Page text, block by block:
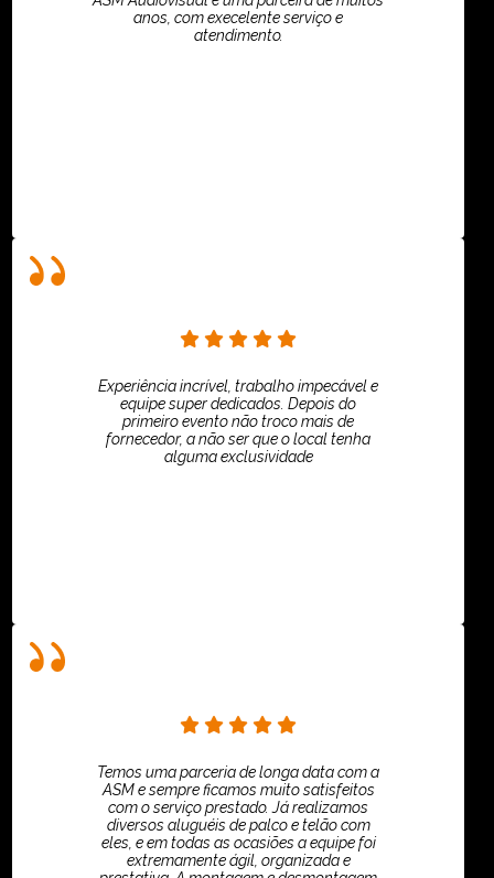
anos, com execelente serviço e
atendimento.
Experiência incrível, trabalho impecável e
equipe super dedicados. Depois do
primeiro evento não troco mais de
fornecedor, a não ser que o local tenha
alguma exclusividade
Temos uma parceria de longa data com a
ASM e sempre ficamos muito satisfeitos
com o serviço prestado. Já realizamos
diversos aluguéis de palco e telão com
eles, e em todas as ocasiões a equipe foi
extremamente ágil, organizada e